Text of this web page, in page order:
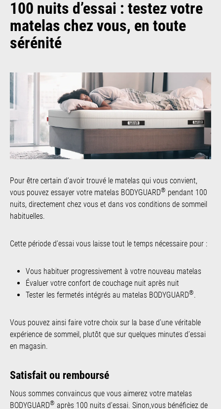
100 nuits d’essai : testez votre
matelas chez vous, en toute
sérénité
Pour être certain d’avoir trouvé le matelas qui vous convient,
vous pouvez essayer votre matelas BODYGUARD® pendant 100
nuits, directement chez vous et dans vos conditions de sommeil
habituelles.
Cette période d’essai vous laisse tout le temps nécessaire pour :
Vous habituer progressivement à votre nouveau matelas
Évaluer votre confort de couchage nuit après nuit
Tester les fermetés intégrés au matelas BODYGUARD®.
Vous pouvez ainsi faire votre choix sur la base d’une véritable
expérience de sommeil, plutôt que sur quelques minutes d’essai
en magasin.
Satisfait ou remboursé
Nous sommes convaincus que vous aimerez votre matelas
BODYGUARD® après 100 nuits d’essai. Sinon,vous bénéficiez de